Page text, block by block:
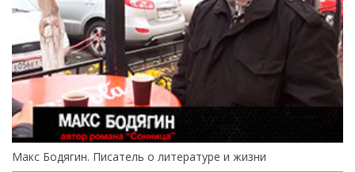
Макс Бодягин. Писатель о литературе и жизни